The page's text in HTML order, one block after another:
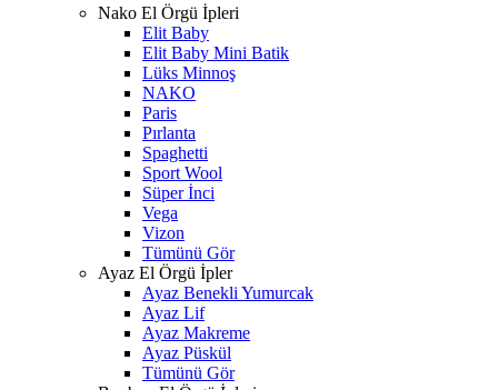
Nako El Örgü İpleri
Elit Baby
Elit Baby Mini Batik
Lüks Minnoş
NAKO
Paris
Pırlanta
Spaghetti
Sport Wool
Süper İnci
Vega
Vizon
Tümünü Gör
Ayaz El Örgü İpler
Ayaz Benekli Yumurcak
Ayaz Lif
Ayaz Makreme
Ayaz Püskül
Tümünü Gör